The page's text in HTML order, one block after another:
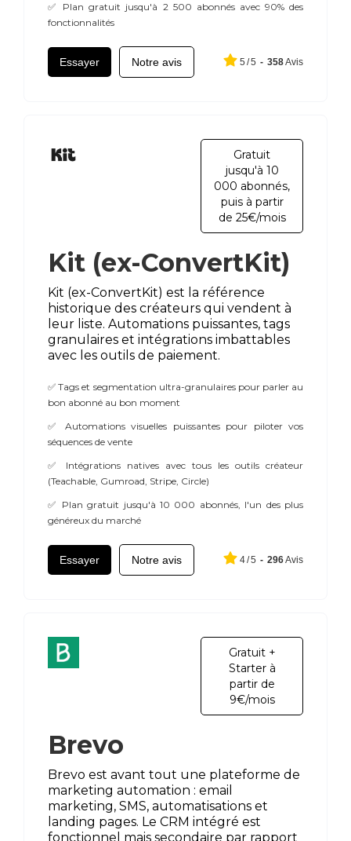
✅ Plan gratuit jusqu'à 2 500 abonnés avec 90% des
fonctionnalités
Essayer Notre avis 5 /5 - 358Avis
Gratuit
jusqu'à 10
000 abonnés,
puis à partir
de 25€/mois
Kit (ex-ConvertKit)
Kit (ex-ConvertKit) est la référence
historique des créateurs qui vendent à
leur liste. Automations puissantes, tags
granulaires et intégrations imbattables
avec les outils de paiement.
✅ Tags et segmentation ultra-granulaires pour parler au
bon abonné au bon moment
✅ Automations visuelles puissantes pour piloter vos
séquences de vente
✅ Intégrations natives avec tous les outils créateur
(Teachable, Gumroad, Stripe, Circle)
✅ Plan gratuit jusqu'à 10 000 abonnés, l'un des plus
généreux du marché
Essayer Notre avis 4/5 - 296Avis
Gratuit +
Starter à
partir de
9€/mois
Brevo
Brevo est avant tout une plateforme de
marketing automation : email
marketing, SMS, automatisations et
landing pages. Le CRM intégré est
fonctionnel mais secondaire par rapport